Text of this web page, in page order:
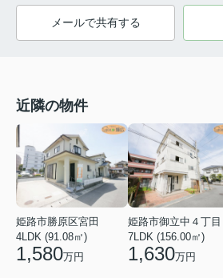
メールで共有する
近隣の物件
姫路市勝原区宮田
4LDK (91.08㎡)
1,580万円
姫路市御立中４丁目
7LDK (156.00㎡)
1,630万円